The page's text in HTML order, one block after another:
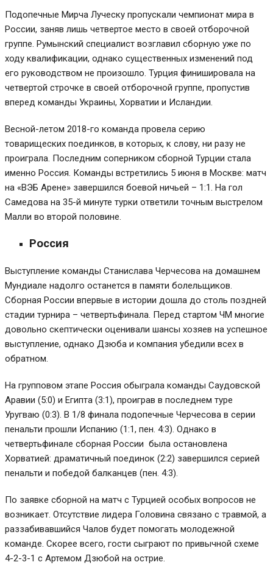
Подопечные Мирча Луческу пропускали чемпионат мира в
России, заняв лишь четвертое место в своей отборочной
группе. Румынский специалист возглавил сборную уже по
ходу квалификации, однако существенных изменений под
его руководством не произошло. Турция финишировала на
четвертой строчке в своей отборочной группе, пропустив
вперед команды Украины, Хорватии и Исландии.
Весной-летом 2018-го команда провела серию
товарищеских поединков, в которых, к слову, ни разу не
проиграла. Последним соперником сборной Турции стала
именно Россия. Команды встретились 5 июня в Москве: матч
на «ВЭБ Арене» завершился боевой ничьей – 1:1. На гол
Самедова на 35-й минуте турки ответили точным выстрелом
Малли во второй половине.
Россия
Выступление команды Станислава Черчесова на домашнем
Мундиале надолго останется в памяти болельщиков.
Сборная России впервые в истории дошла до столь поздней
стадии турнира – четвертьфинала. Перед стартом ЧМ многие
довольно скептически оценивали шансы хозяев на успешное
выступление, однако Дзюба и компания убедили всех в
обратном.
На групповом этапе Россия обыграла команды Саудовской
Аравии (5:0) и Египта (3:1), проиграв в последнем туре
Уругваю (0:3). В 1/8 финала подопечные Черчесова в серии
пенальти прошли Испанию (1:1, пен. 4:3). Однако в
четвертьфинале сборная России была остановлена
Хорватией: драматичный поединок (2:2) завершился серией
пенальти и победой балканцев (пен. 4:3).
По заявке сборной на матч с Турцией особых вопросов не
возникает. Отсутствие лидера Головина связано с травмой, а
раззабивавшийся Чалов будет помогать молодежной
команде. Скорее всего, гости сыграют по привычной схеме
4-2-3-1 с Артемом Дзюбой на острие.